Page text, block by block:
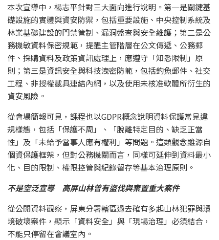
本次宣導中，楊志平針對三大面向進行說明。第一是關鍵基
礎設施的實體與資安防禦，包括重要設施、中央控制系統及
林業基礎建設的門禁管制、漏洞盤查與安全維護；第二是公
務機敏資料保密規範，提醒主管階層在公文傳遞、公務郵
件、採購資料及政策資訊處理上，應遵守「知悉限制」原
則；第三是資訊安全與科技洩密防範，包括釣魚郵件、社交
工程、非授權載具連結內網，以及使用未核准軟體所衍生的
資安風險。
從會場簡報可見，課程也以GDPR概念說明資料保護常見違
規樣態，包括「保護不周」、「脫離特定目的、缺乏正當
性」及「未給予當事人應有權利」等問題。這類觀念雖源自
個資保護框架，但對公務機關而言，同樣可延伸到資料最小
化、目的限制、權限控管與紀錄留存等基本治理原則。
不是空泛宣導 高屏山林曾有盜伐與棄置重大案件
從公開資料觀察，屏東分署轄區過去確有多起山林犯罪與環
境破壞案件，顯示「資料安全」與「現場治理」必須結合，
不能只停留在會議室內。